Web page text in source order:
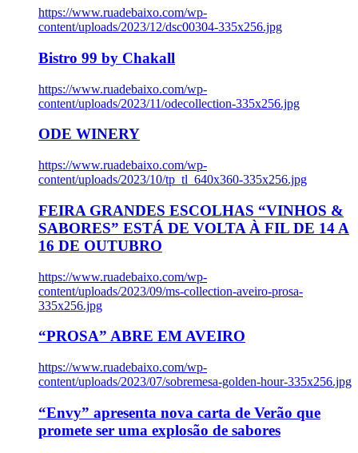
https://www.ruadebaixo.com/wp-
content/uploads/2023/12/dsc00304-335x256.jpg
Bistro 99 by Chakall
https://www.ruadebaixo.com/wp-
content/uploads/2023/11/odecollection-335x256.jpg
ODE WINERY
https://www.ruadebaixo.com/wp-
content/uploads/2023/10/tp_tl_640x360-335x256.jpg
FEIRA GRANDES ESCOLHAS “VINHOS &
SABORES” ESTÁ DE VOLTA À FIL DE 14 A
16 DE OUTUBRO
https://www.ruadebaixo.com/wp-
content/uploads/2023/09/ms-collection-aveiro-prosa-
335x256.jpg
“PROSA” ABRE EM AVEIRO
https://www.ruadebaixo.com/wp-
content/uploads/2023/07/sobremesa-golden-hour-335x256.jpg
“Envy” apresenta nova carta de Verão que
promete ser uma explosão de sabores